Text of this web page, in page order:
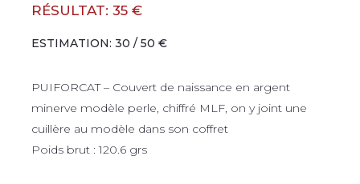
RÉSULTAT: 35 €
ESTIMATION: 30 / 50 €
PUIFORCAT – Couvert de naissance en argent
minerve modèle perle, chiffré MLF, on y joint une
cuillère au modèle dans son coffret
Poids brut : 120.6 grs